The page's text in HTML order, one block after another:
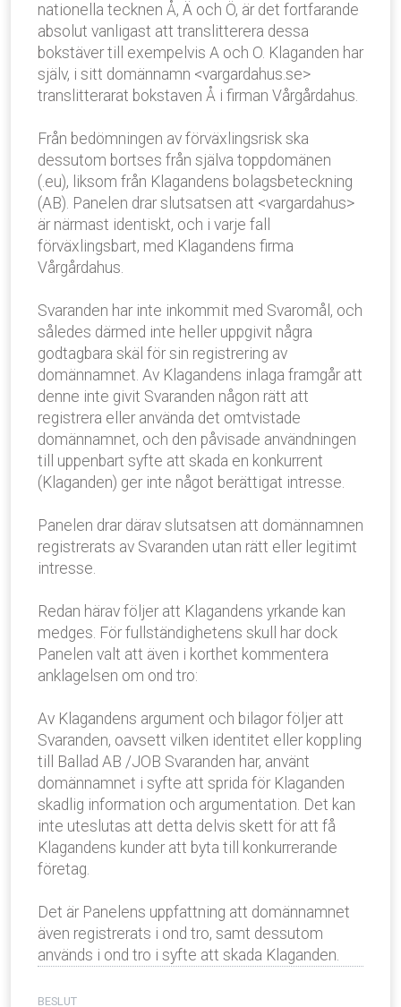
nationella tecknen Å, Ä och Ö, är det fortfarande
absolut vanligast att translitterera dessa
bokstäver till exempelvis A och O. Klaganden har
själv, i sitt domännamn <vargardahus.se>
translitterarat bokstaven Å i firman Vårgårdahus.
Från bedömningen av förväxlingsrisk ska
dessutom bortses från själva toppdomänen
(.eu), liksom från Klagandens bolagsbeteckning
(AB). Panelen drar slutsatsen att <vargardahus>
är närmast identiskt, och i varje fall
förväxlingsbart, med Klagandens firma
Vårgårdahus.
Svaranden har inte inkommit med Svaromål, och
således därmed inte heller uppgivit några
godtagbara skäl för sin registrering av
domännamnet. Av Klagandens inlaga framgår att
denne inte givit Svaranden någon rätt att
registrera eller använda det omtvistade
domännamnet, och den påvisade användningen
till uppenbart syfte att skada en konkurrent
(Klaganden) ger inte något berättigat intresse.
Panelen drar därav slutsatsen att domännamnen
registrerats av Svaranden utan rätt eller legitimt
intresse.
Redan härav följer att Klagandens yrkande kan
medges. För fullständighetens skull har dock
Panelen valt att även i korthet kommentera
anklagelsen om ond tro:
Av Klagandens argument och bilagor följer att
Svaranden, oavsett vilken identitet eller koppling
till Ballad AB /JOB Svaranden har, använt
domännamnet i syfte att sprida för Klaganden
skadlig information och argumentation. Det kan
inte uteslutas att detta delvis skett för att få
Klagandens kunder att byta till konkurrerande
företag.
Det är Panelens uppfattning att domännamnet
även registrerats i ond tro, samt dessutom
används i ond tro i syfte att skada Klaganden.
BESLUT